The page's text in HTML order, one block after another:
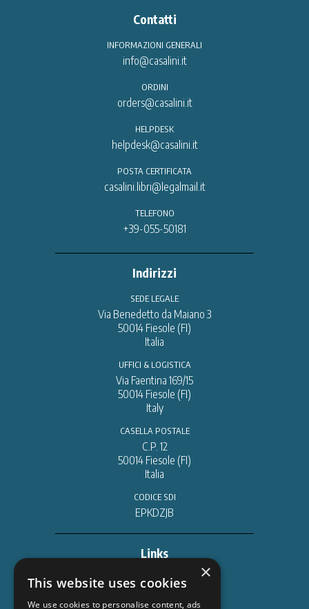
Contatti
INFORMAZIONI GENERALI
info@casalini.it
ORDINI
orders@casalini.it
HELPDESK
helpdesk@casalini.it
POSTA CERTIFICATA
casalini.libri@legalmail.it
TELEFONO
+39-055-50181
Indirizzi
SEDE LEGALE
Via Benedetto da Maiano 3
50014 Fiesole (FI)
Italia
UFFICI & LOGISTICA
Via Faentina 169/15
50014 Fiesole (FI)
Italy
CASELLA POSTALE
C.P. 12
50014 Fiesole (FI)
Italia
CODICE SDI
EPKDZJB
Links
DATABASE & ORDINI ×
This website uses cookies
We use cookies to personalise content, ads